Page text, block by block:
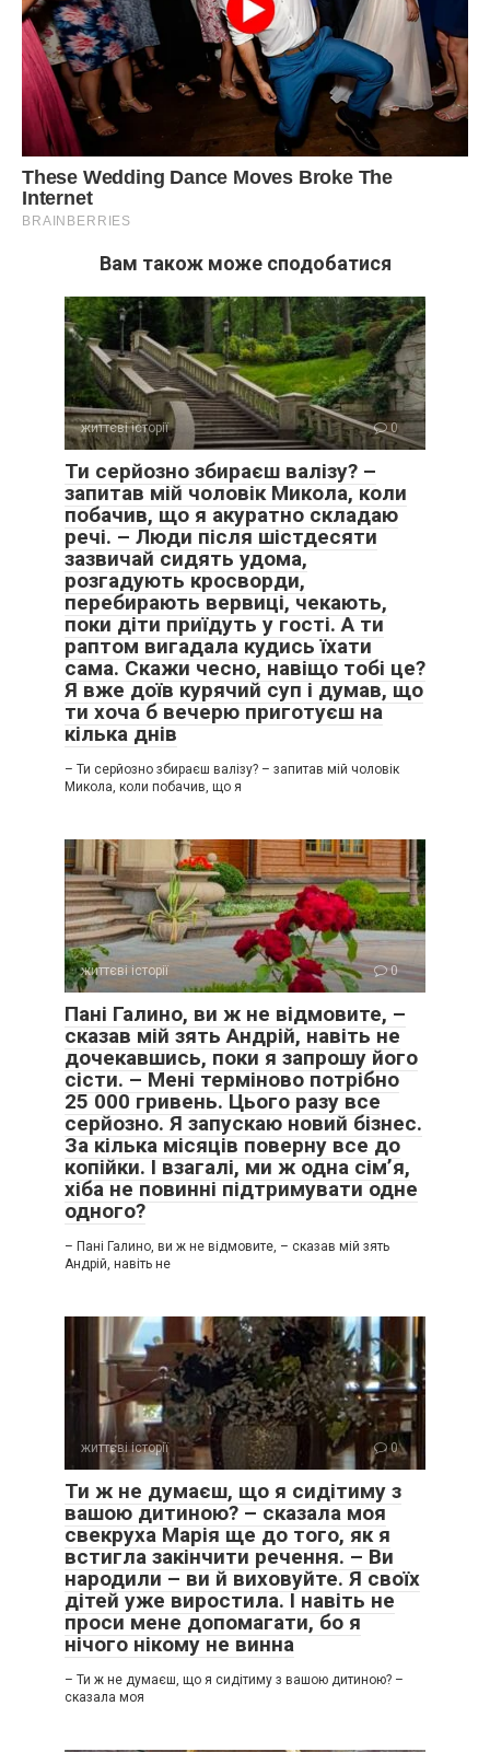
Вам також може сподобатися
життєві історії 0
Ти серйозно збираєш валізу? –
запитав мій чоловік Микола, коли
побачив, що я акуратно складаю
речі. – Люди після шістдесяти
зазвичай сидять удома,
розгадують кросворди,
перебирають вервиці, чекають,
поки діти приїдуть у гості. А ти
раптом вигадала кудись їхати
сама. Скажи чесно, навіщо тобі це?
Я вже доїв курячий суп і думав, що
ти хоча б вечерю приготуєш на
кілька днів
– Ти серйозно збираєш валізу? – запитав мій чоловік
Микола, коли побачив, що я
життєві історії 0
Пані Галино, ви ж не відмовите, –
сказав мій зять Андрій, навіть не
дочекавшись, поки я запрошу його
сісти. – Мені терміново потрібно
25 000 гривень. Цього разу все
серйозно. Я запускаю новий бізнес.
За кілька місяців поверну все до
копійки. І взагалі, ми ж одна сім’я,
хіба не повинні підтримувати одне
одного?
– Пані Галино, ви ж не відмовите, – сказав мій зять
Андрій, навіть не
життєві історії 0
Ти ж не думаєш, що я сидітиму з
вашою дитиною? – сказала моя
свекруха Марія ще до того, як я
встигла закінчити речення. – Ви
народили – ви й виховуйте. Я своїх
дітей уже виростила. І навіть не
проси мене допомагати, бо я
нічого нікому не винна
– Ти ж не думаєш, що я сидітиму з вашою дитиною? –
сказала моя